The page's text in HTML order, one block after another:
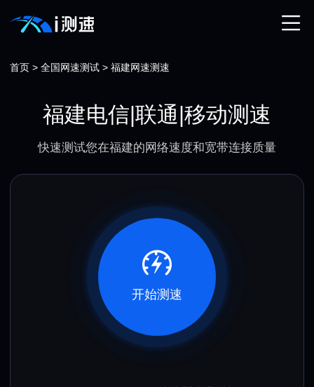
首页 >全国网速测试 >福建网速测速
福建电信|联通|移动测速
快速测试您在福建的网络速度和宽带连接质量
开始测速